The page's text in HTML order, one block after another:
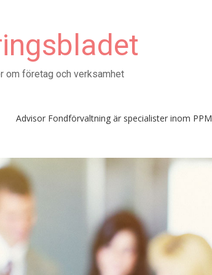
om företag och verksamhet
Advisor Fondförvaltning är specialister inom PPM